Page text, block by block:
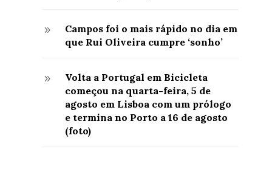
9
Campos foi o mais rápido no dia em
que Rui Oliveira cumpre ‘sonho’
9
Volta a Portugal em Bicicleta
começou na quarta-feira, 5 de
agosto em Lisboa com um prólogo
e termina no Porto a 16 de agosto
(foto)